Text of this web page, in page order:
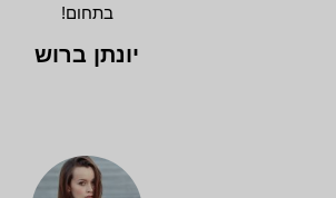
בתחום!
יונתן ברוש